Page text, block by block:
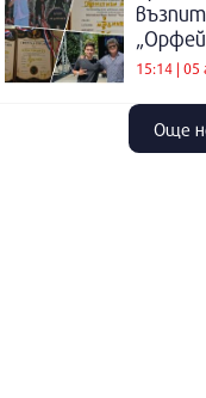
15:14 | 05
Още